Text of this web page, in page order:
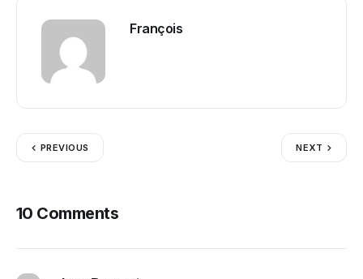
François
PREVIOUS NEXT
10 Comments